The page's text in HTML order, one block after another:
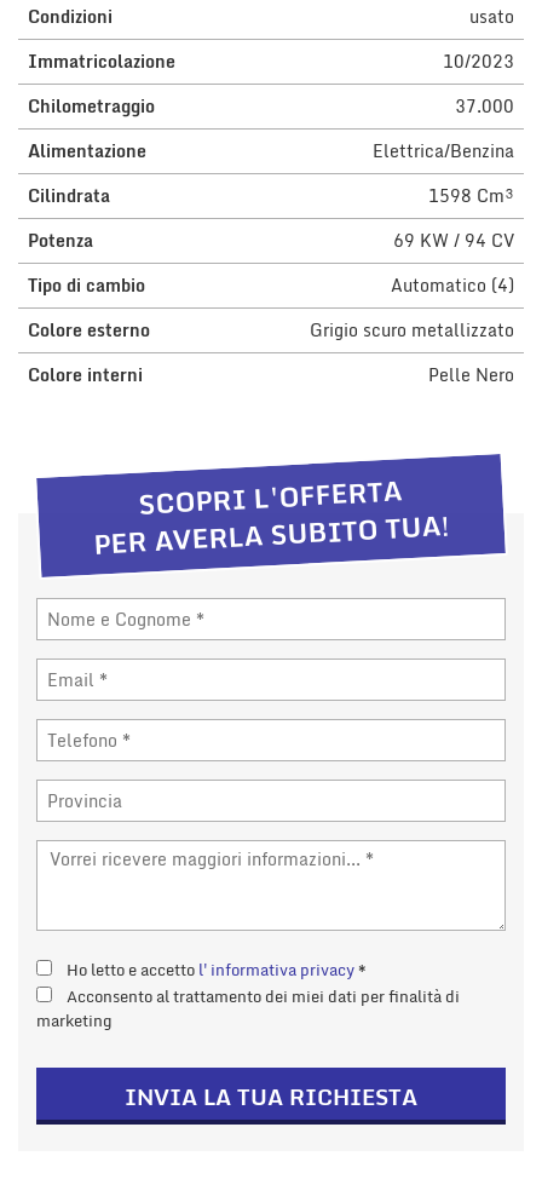
Condizioni
usato
Immatricolazione
10/2023
Chilometraggio
37.000
Alimentazione
Elettrica/Benzina
Cilindrata
1598 Cm³
Potenza
69 KW / 94 CV
Tipo di cambio
Automatico (4)
Colore esterno
Grigio scuro metallizzato
Colore interni
Pelle Nero
SCOPRI L'OFFERTA
PER AVERLA SUBITO TUA!
Ho letto e accettol'informativa privacy*
Acconsento al trattamento dei miei dati per finalità di
marketing
INVIA LA TUA RICHIESTA